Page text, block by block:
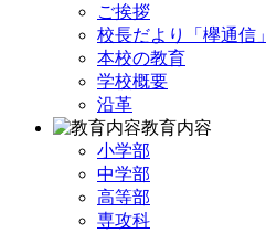
ご挨拶
校長だより「欅通信」
本校の教育
学校概要
沿革
教育内容
小学部
中学部
高等部
専攻科